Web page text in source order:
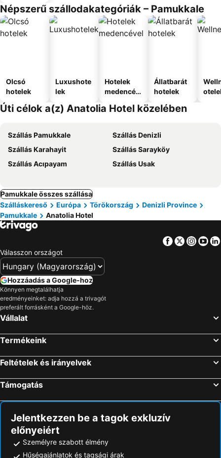
Népszerű szállodakategóriák – Pamukkale
Olcsó
hotelek
Luxushote
lek
Hotelek
medencév
Állatbarát
hotelek
Úti célok a(z) Anatolia Hotel közelében
Szállás Pamukkale
Szállás Denizli
Szállás Karahayit
Szállás Sarayköy
Szállás Acıpayam
Szállás Usak
Pamukkale összes szállása
Szálláskereső
Európa Törökország
Denizli Province
Pamukkale
Anatolia Hotel
Facebook
Twitter
Válasszon országot
Hozzáadás a Google-hoz
Könnyen megtalálhatja
eredményeinket: adja hozzá a trivagót
preferált forrásként a Google-höz.
Vállalat
Termékeink
Feltételek és irányelvek
Támogatás
Jelentkezzen be a tagok exkluzív
előnyeiért
Személyre szabott élmény
Hűségajánlatok és tagsági árak